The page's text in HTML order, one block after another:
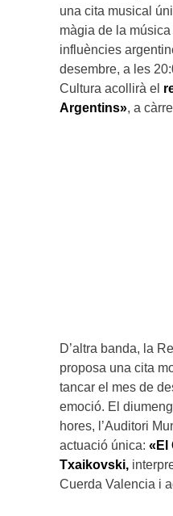
una cita musical
màgia de la
influències
desembre, a les
Cultura acollirà el
Argentins», a
D’altra banda, la
proposa una cita
tancar el mes de
emoció. El
hores, l’Auditori
actuació única: «El
Txaikovski,
Cuerda Valencia i